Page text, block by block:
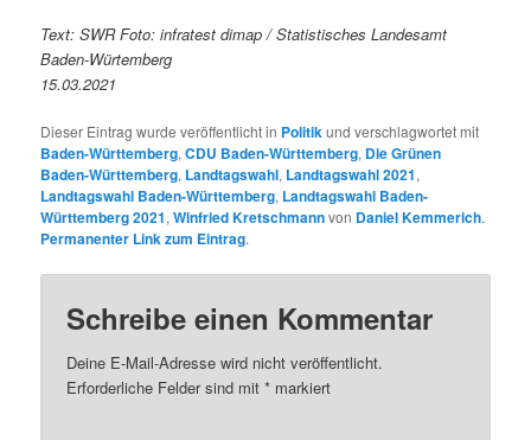
Text: SWR Foto: infratest dimap / Statistisches Landesamt
Baden-Würtemberg
15.03.2021
Dieser Eintrag wurde veröffentlicht in Politikund verschlagwortet mit
Baden-Württemberg,CDU Baden-Württemberg, Die Grünen
Baden-Württemberg, Landtagswahl, Landtagswahl 2021,
Landtagswahl Baden-Württemberg, Landtagswahl Baden-
Württemberg 2021,Winfried Kretschmannvon Daniel Kemmerich.
Permanenter Link zum Eintrag.
Schreibe einen Kommentar
Deine E-Mail-Adresse wird nicht veröffentlicht.
Erforderliche Felder sind mit* markiert